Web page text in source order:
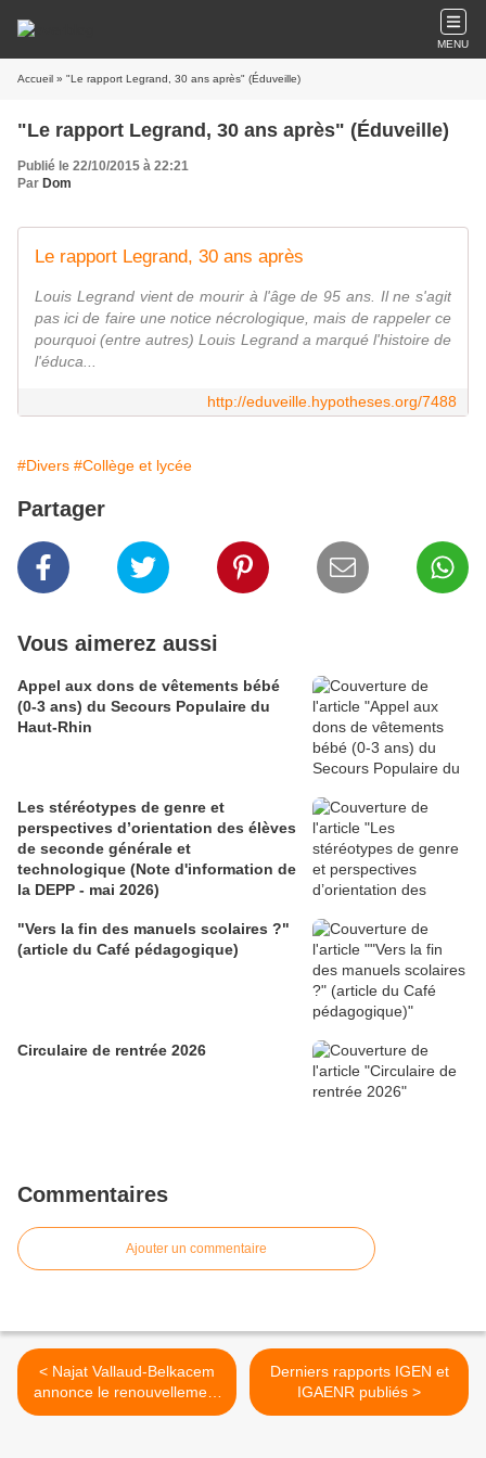
MENU
Accueil » "Le rapport Legrand, 30 ans après" (Éduveille)
"Le rapport Legrand, 30 ans après" (Éduveille)
Publié le 22/10/2015 à 22:21
Par Dom
Le rapport Legrand, 30 ans après
Louis Legrand vient de mourir à l'âge de 95 ans. Il ne s'agit
pas ici de faire une notice nécrologique, mais de rappeler ce
pourquoi (entre autres) Louis Legrand a marqué l'histoire de
l'éduca...
http://eduveille.hypotheses.org/7488
#Divers #Collège et lycée
Partager
Vous aimerez aussi
Appel aux dons de vêtements bébé
(0-3 ans) du Secours Populaire du
Haut-Rhin
Les stéréotypes de genre et
perspectives d’orientation des élèves
de seconde générale et
technologique (Note d'information de
la DEPP - mai 2026)
"Vers la fin des manuels scolaires ?"
(article du Café pédagogique)
Circulaire de rentrée 2026
Commentaires
Ajouter un commentaire
< Najat Vallaud-Belkacem
annonce le renouvellement
du concours exceptionnel
Derniers rapports IGEN et
IGAENR publiés >